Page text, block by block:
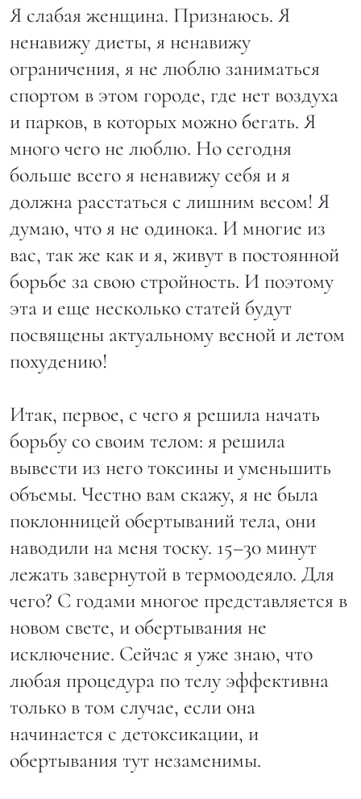
Я слабая женщина. Признаюсь. Я
ненавижу диеты, я ненавижу
ограничения, я не люблю заниматься
спортом в этом городе, где нет воздуха
и парков, в которых можно бегать. Я
много чего не люблю. Но сегодня
больше всего я ненавижу себя и я
должна расстаться с лишним весом! Я
думаю, что я не одинока. И многие из
вас, так же как и я, живут в постоянной
борьбе за свою стройность. И поэтому
эта и еще несколько статей будут
посвящены актуальному весной и летом
похудению!
Итак, первое, с чего я решила начать
борьбу со своим телом: я решила
вывести из него токсины и уменьшить
объемы. Честно вам скажу, я не была
поклонницей обертываний тела, они
наводили на меня тоску. 15–30 минут
лежать завернутой в термоодеяло. Для
чего? С годами многое представляется в
новом свете, и обертывания не
исключение. Сейчас я уже знаю, что
любая процедура по телу эффективна
только в том случае, если она
начинается с детоксикации, и
обертывания тут незаменимы.